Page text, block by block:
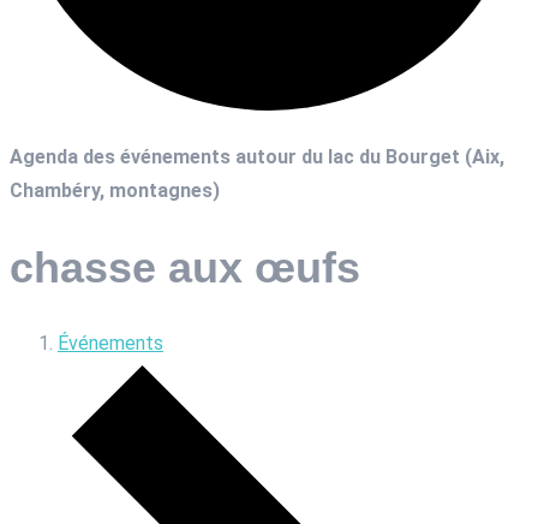
Agenda des événements autour du lac du Bourget (Aix,
Chambéry, montagnes)
chasse aux œufs
Événements